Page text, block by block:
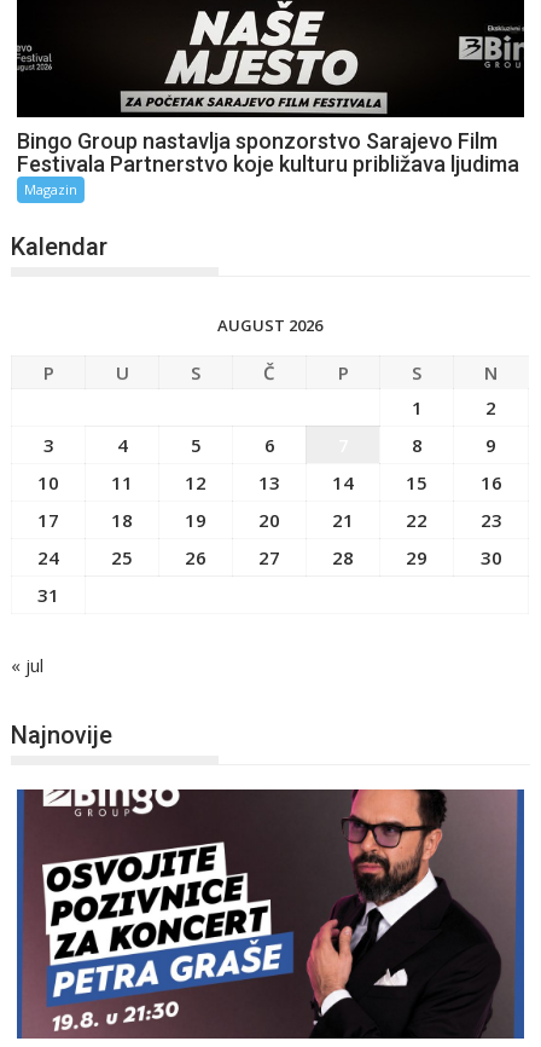
Bingo Group nastavlja sponzorstvo Sarajevo Film
Festivala Partnerstvo koje kulturu približava ljudima
Magazin
Kalendar
AUGUST 2026
P U S Č P S
N
1
2
3
4 5 6 8
9
10
11 12 13 14 15
16
17
18 19 20 21 22
23
24
25 26 27 28 29
30
31
« jul
Najnovije